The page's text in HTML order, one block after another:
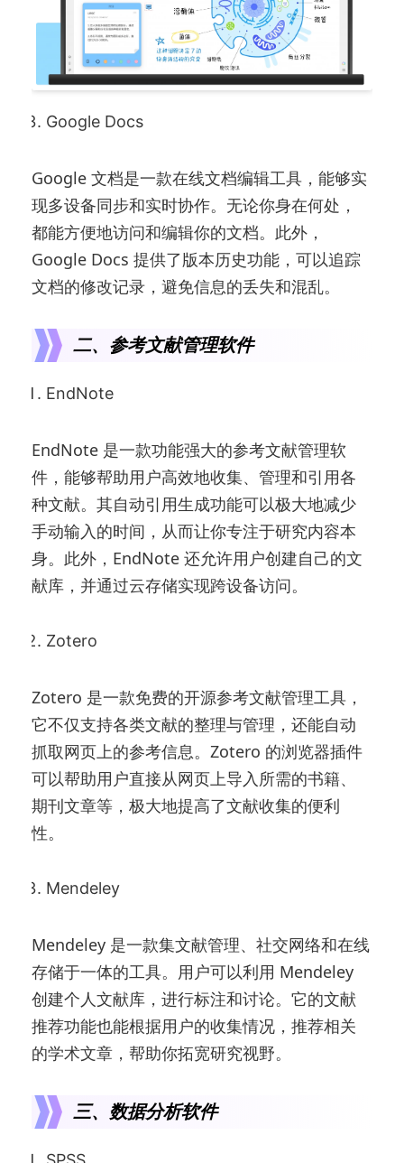
Google Docs
Google 文档是一款在线文档编辑工具，能够实
现多设备同步和实时协作。无论你身在何处，
都能方便地访问和编辑你的文档。此外，
Google Docs 提供了版本历史功能，可以追踪
文档的修改记录，避免信息的丢失和混乱。
二、参考文献管理软件
EndNote
EndNote 是一款功能强大的参考文献管理软
件，能够帮助用户高效地收集、管理和引用各
种文献。其自动引用生成功能可以极大地减少
手动输入的时间，从而让你专注于研究内容本
身。此外，EndNote 还允许用户创建自己的文
献库，并通过云存储实现跨设备访问。
Zotero
Zotero 是一款免费的开源参考文献管理工具，
它不仅支持各类文献的整理与管理，还能自动
抓取网页上的参考信息。Zotero 的浏览器插件
可以帮助用户直接从网页上导入所需的书籍、
期刊文章等，极大地提高了文献收集的便利
性。
Mendeley
Mendeley 是一款集文献管理、社交网络和在线
存储于一体的工具。用户可以利用 Mendeley
创建个人文献库，进行标注和讨论。它的文献
推荐功能也能根据用户的收集情况，推荐相关
的学术文章，帮助你拓宽研究视野。
三、数据分析软件